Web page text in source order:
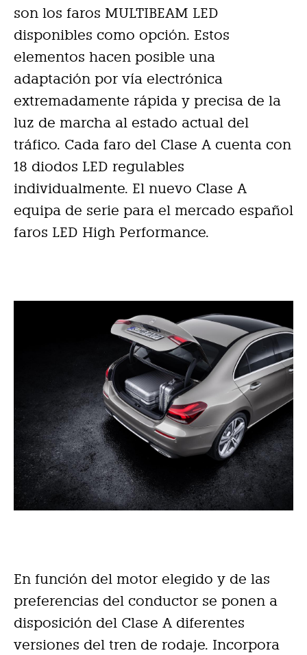
son los faros MULTIBEAM LED
disponibles como opción. Estos
elementos hacen posible una
adaptación por vía electrónica
extremadamente rápida y precisa de la
luz de marcha al estado actual del
tráfico. Cada faro del Clase A cuenta con
18 diodos LED regulables
individualmente. El nuevo Clase A
equipa de serie para el mercado español
faros LED High Performance.
En función del motor elegido y de las
preferencias del conductor se ponen a
disposición del Clase A diferentes
versiones del tren de rodaje. Incorpora